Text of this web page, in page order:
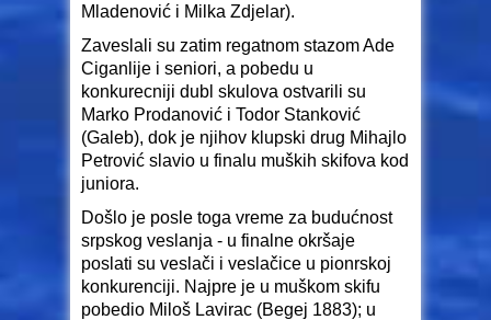
Mladenović i Milka Zdjelar).
Zaveslali su zatim regatnom stazom Ade
Ciganlije i seniori, a pobedu u
konkurecniji dubl skulova ostvarili su
Marko Prodanović i Todor Stanković
(Galeb), dok je njihov klupski drug Mihajlo
Petrović slavio u finalu muških skifova kod
juniora.
Došlo je posle toga vreme za budućnost
srpskog veslanja - u finalne okršaje
poslati su veslači i veslačice u pionrskoj
konkurenciji. Najpre je u muškom skifu
pobedio Miloš Lavirac (Begej 1883); u